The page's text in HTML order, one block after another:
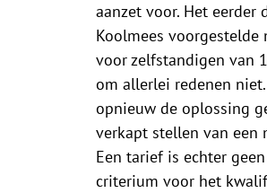
aanzet voor. Het eerder
Koolmees
voor zelfstandigen van
om allerlei redenen
opnieuw de oplossing
verkapt stellen van een
Een tarief is echter
criterium voor het